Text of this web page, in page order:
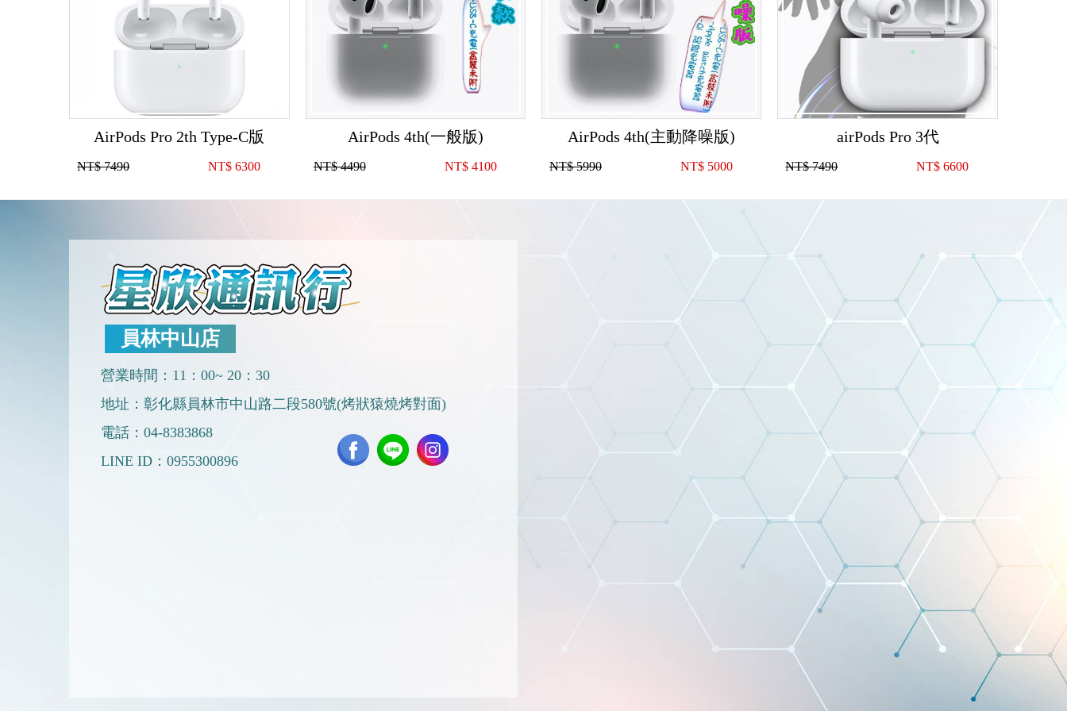
AirPods Pro 2th Type-C版
NT$ 7490 NT$6300
AirPods 4th(一般版)
NT$ 4490 NT$ 4100
AirPods 4th(主動降噪版)
NT$ 5990 NT$ 5000
airPods Pro 3代
NT$ 7490 NT$6600
員林中山店
營業時間：11：00~ 20：30
地址：彰化縣員林市中山路二段580號(烤狀猿燒烤對面)
電話：04-8383868
LINE ID：0955300896